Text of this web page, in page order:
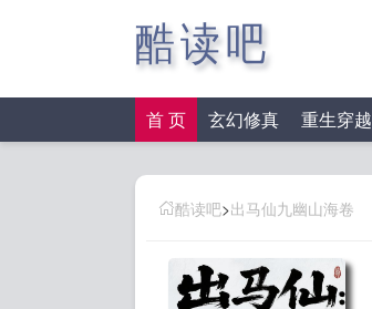
酷读吧
首 页 玄幻修真 重生穿越
酷读吧>出马仙九幽山海卷